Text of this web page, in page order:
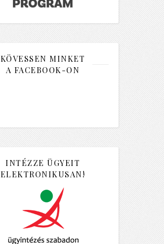
KÖVESSEN MINKET
A FACEBOOK-ON
INTÉZZE ÜGYEIT
ELEKTRONIKUSAN!